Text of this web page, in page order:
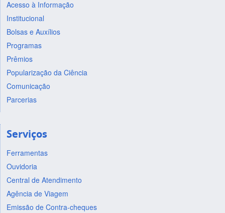
Acesso à Informação
Institucional
Bolsas e Auxílios
Programas
Prêmios
Popularização da Ciência
Comunicação
Parcerias
Serviços
Ferramentas
Ouvidoria
Central de Atendimento
Agência de Viagem
Emissão de Contra-cheques